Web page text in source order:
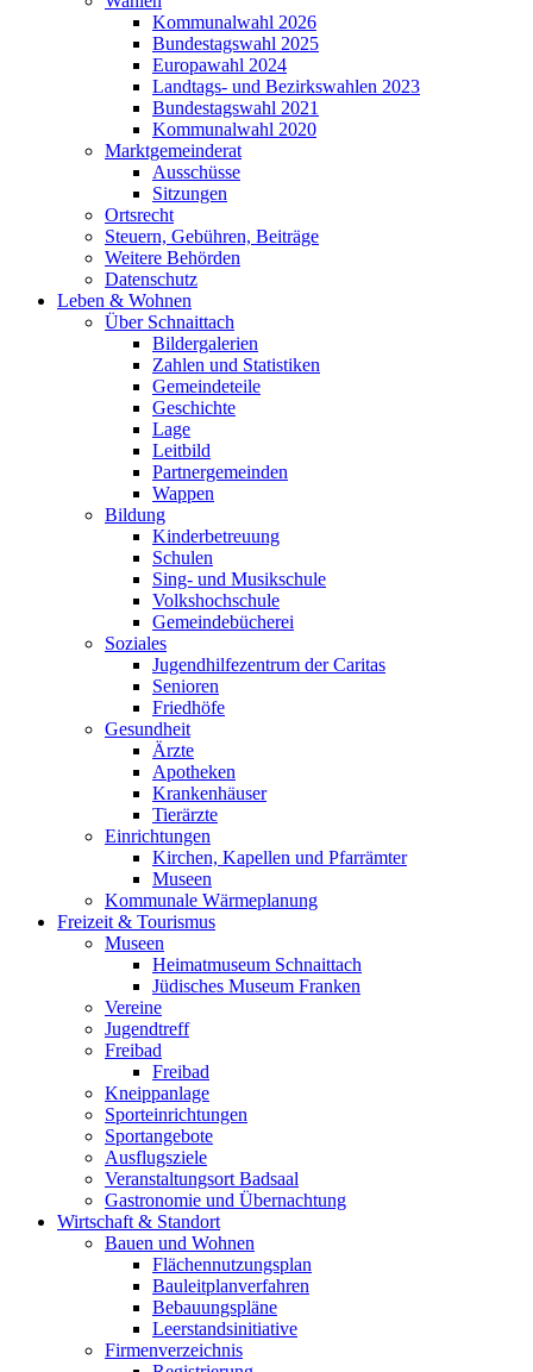
Kommunalwahl 2026
Bundestagswahl 2025
Europawahl 2024
Landtags- und Bezirkswahlen 2023
Bundestagswahl 2021
Kommunalwahl 2020
Marktgemeinderat
Ausschüsse
Sitzungen
Ortsrecht
Steuern, Gebühren, Beiträge
Weitere Behörden
Datenschutz
Leben & Wohnen
Über Schnaittach
Bildergalerien
Zahlen und Statistiken
Gemeindeteile
Geschichte
Lage
Leitbild
Partnergemeinden
Wappen
Bildung
Kinderbetreuung
Schulen
Sing- und Musikschule
Volkshochschule
Gemeindebücherei
Soziales
Jugendhilfezentrum der Caritas
Senioren
Friedhöfe
Gesundheit
Ärzte
Apotheken
Krankenhäuser
Tierärzte
Einrichtungen
Kirchen, Kapellen und Pfarrämter
Museen
Kommunale Wärmeplanung
Freizeit & Tourismus
Museen
Heimatmuseum Schnaittach
Jüdisches Museum Franken
Vereine
Jugendtreff
Freibad
Freibad
Kneippanlage
Sporteinrichtungen
Sportangebote
Ausflugsziele
Veranstaltungsort Badsaal
Gastronomie und Übernachtung
Wirtschaft & Standort
Bauen und Wohnen
Flächennutzungsplan
Bauleitplanverfahren
Bebauungspläne
Leerstandsinitiative
Firmenverzeichnis